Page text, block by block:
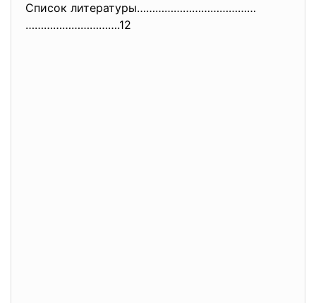
Список литературы…………………………………
………………………….12